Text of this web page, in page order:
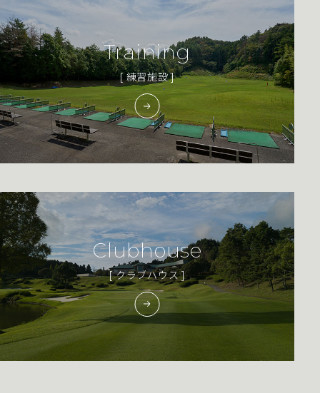
Training
[ 練習施設 ]
Clubhouse
[ クラブハウス ]